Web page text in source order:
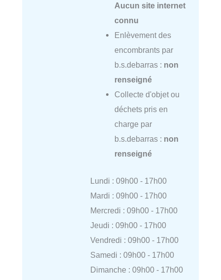
Aucun site internet
connu
Enlèvement des
encombrants par
b.s.debarras : non
renseigné
Collecte d'objet ou
déchets pris en
charge par
b.s.debarras : non
renseigné
Lundi : 09h00 - 17h00
Mardi : 09h00 - 17h00
Mercredi : 09h00 - 17h00
Jeudi : 09h00 - 17h00
Vendredi : 09h00 - 17h00
Samedi : 09h00 - 17h00
Dimanche : 09h00 - 17h00